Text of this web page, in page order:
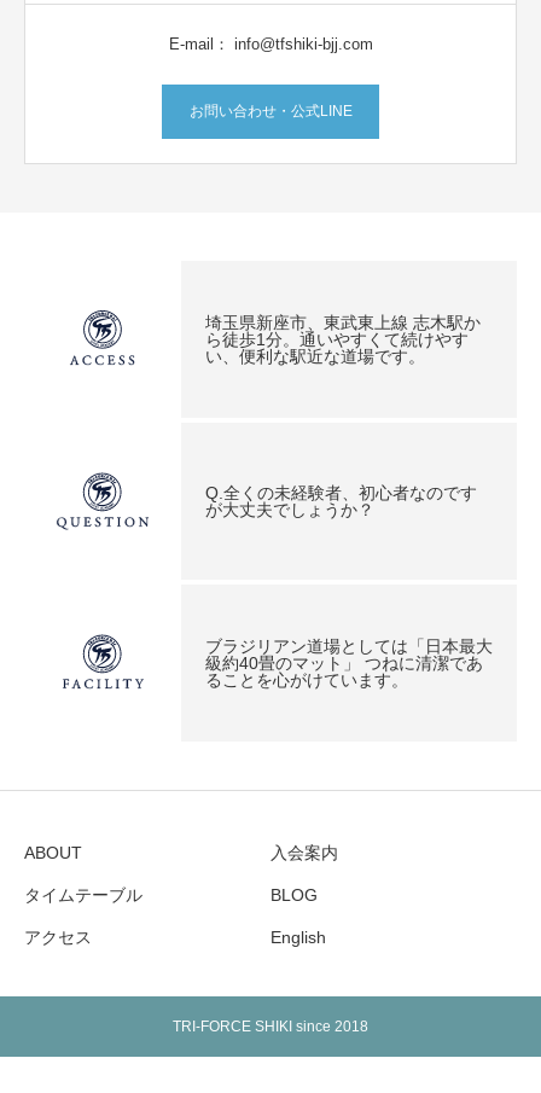
E-mail： info@tfshiki-bjj.com
お問い合わせ・公式LINE
埼玉県新座市、東武東上線 志木駅か
ら徒歩1分。通いやすくて続けやす
い、便利な駅近な道場です。
Q.全くの未経験者、初心者なのです
が大丈夫でしょうか？
ブラジリアン道場としては「日本最大
級約40畳のマット」 つねに清潔であ
ることを心がけています。
ABOUT 入会案内
タイムテーブル BLOG
アクセス English
TRI-FORCE SHIKI since 2018